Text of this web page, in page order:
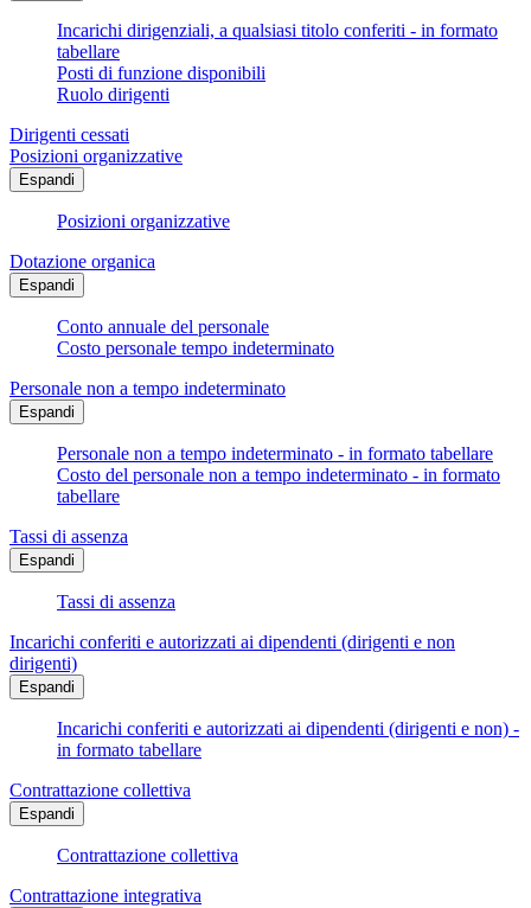
Incarichi dirigenziali, a qualsiasi titolo conferiti - in formato
tabellare
Posti di funzione disponibili
Ruolo dirigenti
Dirigenti cessati
Posizioni organizzative
Espandi
Posizioni organizzative
Dotazione organica
Espandi
Conto annuale del personale
Costo personale tempo indeterminato
Personale non a tempo indeterminato
Espandi
Personale non a tempo indeterminato - in formato tabellare
Costo del personale non a tempo indeterminato - in formato
tabellare
Tassi di assenza
Espandi
Tassi di assenza
Incarichi conferiti e autorizzati ai dipendenti (dirigenti e non
dirigenti)
Espandi
Incarichi conferiti e autorizzati ai dipendenti (dirigenti e non) -
in formato tabellare
Contrattazione collettiva
Espandi
Contrattazione collettiva
Contrattazione integrativa